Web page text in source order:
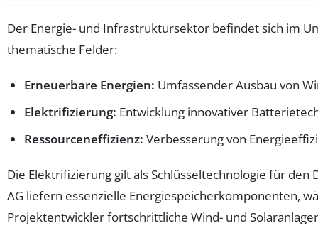
Der Energie- und Infrastruktursektor befindet sich im
thematische Felder:
Erneuerbare Energien: Umfassender Ausbau von
Elektrifizierung: Entwicklung innovativer
Ressourceneffizienz: Verbesserung von
Die Elektrifizierung gilt als Schlüsseltechnologie für den
AG liefern essenzielle Energiespeicherkomponenten,
Projektentwickler fortschrittliche Wind- und